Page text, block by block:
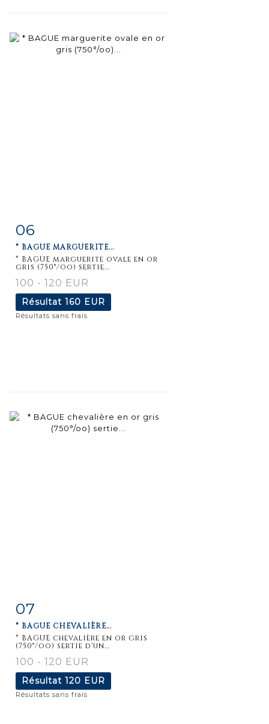
détaillée
06
* BAGUE MARGUERITE...
* BAGUE marguerite ovale en or
gris (750°/oo) sertie...
100 - 120 EUR
Résultat 160 EUR
Résultats sans frais
détaillée
07
* BAGUE CHEVALIÈRE...
* BAGUE chevalière en or gris
(750°/oo) sertie d'un...
100 - 120 EUR
Résultat 120 EUR
Résultats sans frais